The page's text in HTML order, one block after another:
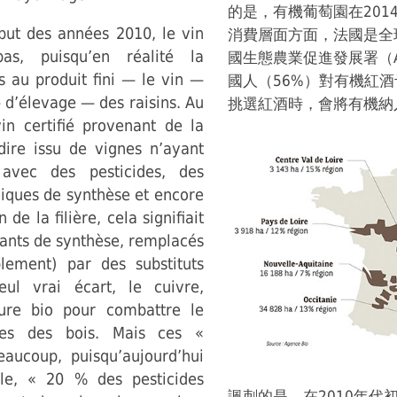
des années 2010, le vin
puisqu’en réalité la
au produit fini — le vin —
— des raisins. Au
certifié provenant de la
issu de vignes n’ayant
des pesticides, des
de synthèse et encore
de la filière, cela signifiait
de synthèse, remplacés
par des substituts
vrai écart, le cuivre,
bio pour combattre le
des bois. Mais ces «
puisqu’aujourd’hui
« 20 % des pesticides
的是，有機葡萄園在
消費層面方面，法國是
國生態農業促進發展署
國人（56%）對有機紅
挑選紅酒時，會將有機